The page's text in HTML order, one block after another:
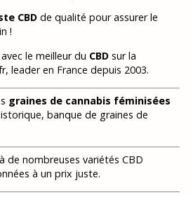
CBDde qualité pour assurer le
!
le meilleur du CBDsur la
leader en France depuis 2003.
graines de cannabis féminisées
banque de graines de
de nombreuses variétés CBD
à un prix juste.